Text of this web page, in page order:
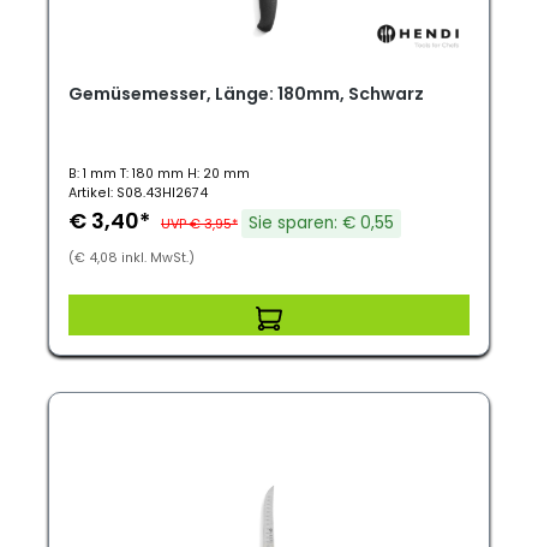
Gemüsemesser, Länge: 180mm, Schwarz
B: 1 mm T: 180 mm H: 20 mm
Artikel: S08.43HI2674
€ 3,40* UVP € 3,95* Sie sparen: € 0,55
(€ 4,08 inkl. MwSt.)